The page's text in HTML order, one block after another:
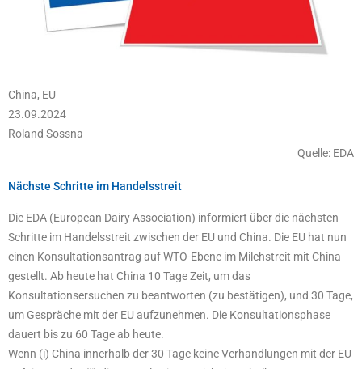
China, EU
23.09.2024
Roland Sossna
Quelle: EDA
Nächste Schritte im Handelsstreit
Die EDA (European Dairy Association) informiert über die nächsten
Schritte im Handelsstreit zwischen der EU und China. Die EU hat nun
einen Konsultationsantrag auf WTO-Ebene im Milchstreit mit China
gestellt. Ab heute hat China 10 Tage Zeit, um das
Konsultationsersuchen zu beantworten (zu bestätigen), und 30 Tage,
um Gespräche mit der EU aufzunehmen. Die Konsultationsphase
dauert bis zu 60 Tage ab heute.
Wenn (i) China innerhalb der 30 Tage keine Verhandlungen mit der EU